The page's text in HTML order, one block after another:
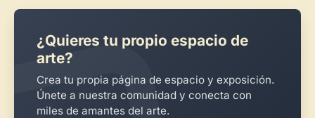
¿Quieres tu propio espacio de
arte?
Crea tu propia página de espacio y exposición.
Únete a nuestra comunidad y conecta con
miles de amantes del arte.